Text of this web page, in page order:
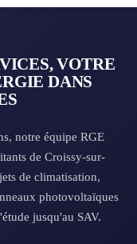
VOTRE
DANS
notre équipe RGE
de Croissy-sur-
de climatisation,
photovoltaïques
jusqu'au SAV.